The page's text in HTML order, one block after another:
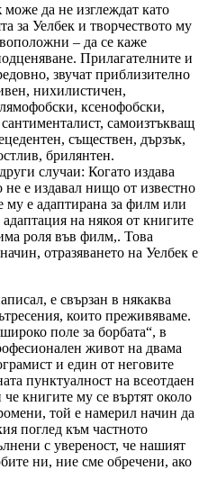
може да не изглеждат като
за Уелбек и творчеството му
– да се каже
Прилагателните и
звучат приблизително
нихилистичен,
ксенофобски,
самоизтъкващ
съществен, дързък,
брилянтен.
случаи: Когато издава
е издавал нищо от известно
му е адаптирана за филм или
на някоя от книгите
роля във филм,. Това
отразяването на Уелбек е
е свързан в някаква
които преживяваме.
поле за борбата“, в
живот на двама
и един от неговите
пунктуалност на всеотдаен
книгите му се въртят около
той е намерил начин да
поглед към частното
с увереност, че нашият
ни, ние сме обречени, ако